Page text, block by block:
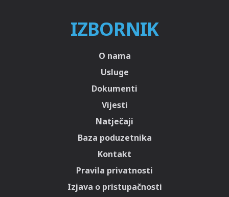
IZBORNIK
O nama
Usluge
Dokumenti
Vijesti
Natječaji
Baza poduzetnika
Kontakt
Pravila privatnosti
Izjava o pristupačnosti